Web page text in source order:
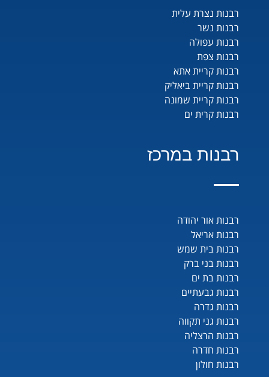
רבנות נצרת עלית
רבנות נשר
רבנות עפולה
רבנות צפת
רבנות קריית אתא
רבנות קריית ביאליק
רבנות קריית שמונה
רבנות קרית ים
רבנות במרכז
רבנות אור יהודה
רבנות אריאל
רבנות בית שמש
רבנות בני ברק
רבנות בת ים
רבנות גבעתיים
רבנות גדרה
רבנות גני תקווה
רבנות הרצליה
רבנות חדרה
רבנות חולון